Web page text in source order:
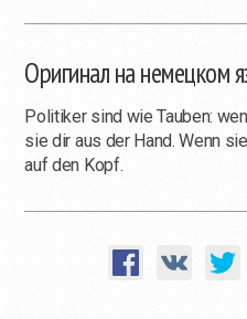
Оригинал на немецком
Politiker sind wie Tauben:
sie dir aus der Hand. Wenn
auf den Kopf.